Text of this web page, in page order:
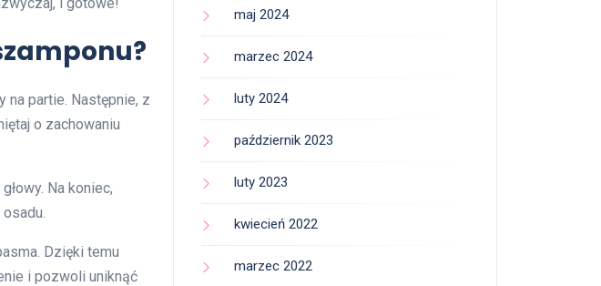
na partie. Następnie, z
o zachowaniu
Na koniec,
Dzięki temu
i pozwoli uniknąć
maj 2024
marzec 2024
luty 2024
październik 2023
luty 2023
kwiecień 2022
marzec 2022